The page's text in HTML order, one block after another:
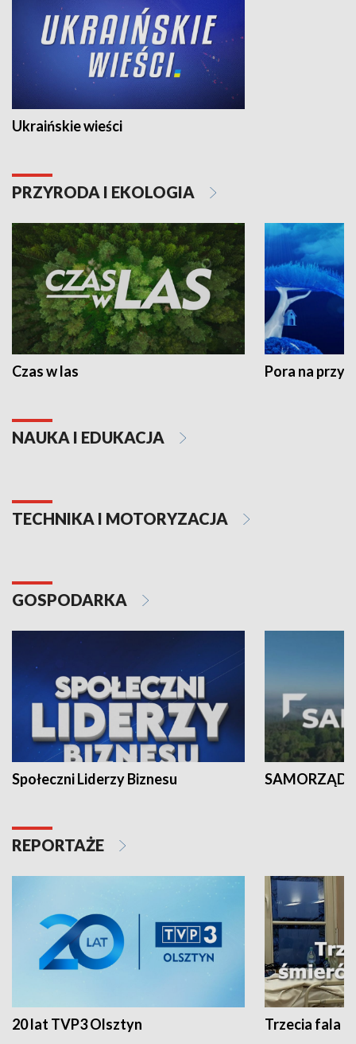
Ukraińskie wieści
PRZYRODA I EKOLOGIA
Czas w las Pora na
NAUKA I EDUKACJA
TECHNIKA I MOTORYZACJA
GOSPODARKA
Społeczni Liderzy Biznesu SAMORZĄD
REPORTAŻE
20 lat TVP3 Olsztyn Trzecia fala -